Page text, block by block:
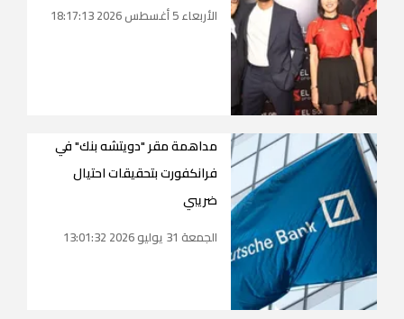
الأربعاء 5 أغسطس 2026 18:17:13
مداهمة مقر "دويتشه بنك" في
فرانكفورت بتحقيقات احتيال
ضريبي
الجمعة 31 يوليو 2026 13:01:32